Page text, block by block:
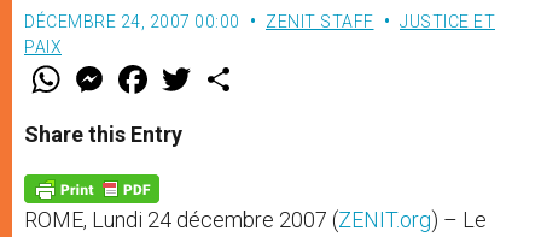
DÉCEMBRE 24, 2007 00:00 ZENIT STAFF
JUSTICE ET
PAIX
W
t
s
p
p
M
e
s
e
g
e
r
F
a
e
b
o
k
w
Share this Entry
ROME, Lundi 24 décembre 2007 (ZENIT.org) – Le